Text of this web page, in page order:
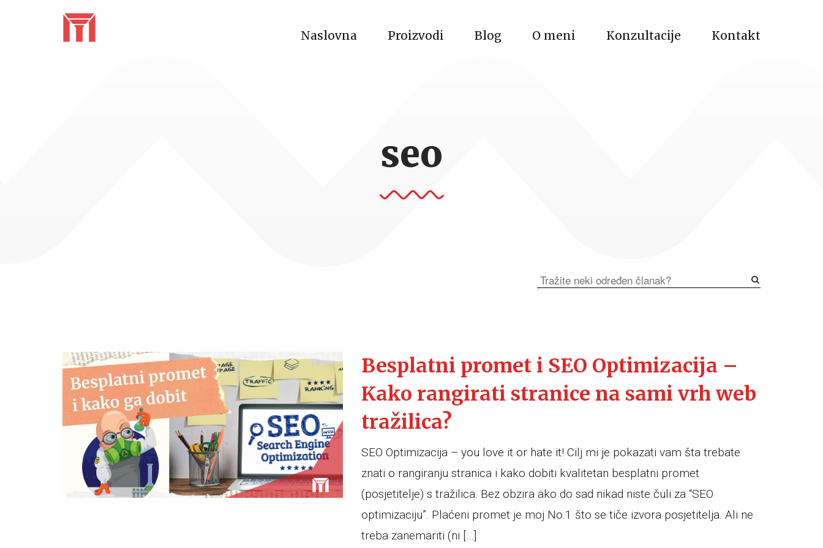
Naslovna Proizvodi Blog O meni Konzultacije Kontakt
seo
Besplatni promet i SEO Optimizacija –
Kako rangirati stranice na sami vrh web
tražilica?
SEO Optimizacija – you love it or hate it! Cilj mi je pokazati vam šta trebate
znati o rangiranju stranica i kako dobiti kvalitetan besplatni promet
(posjetitelje) s tražilica. Bez obzira ako do sad nikad niste čuli za “SEO
optimizaciju”. Plaćeni promet je moj No.1 što se tiče izvora posjetitelja. Ali ne
treba zanemariti (ni […]